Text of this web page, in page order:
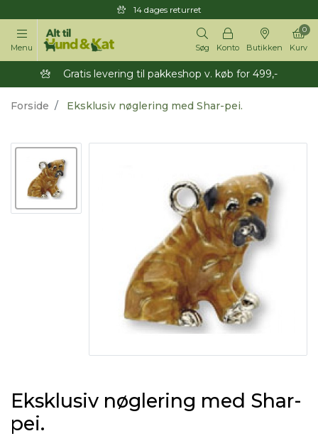
14 dages returret
Menu Søg Konto Butikken Kurv
0
Gratis levering til pakkeshop v. køb for 499,-
Forside Eksklusiv nøglering med Shar-pei.
Eksklusiv nøglering med Shar-
pei.